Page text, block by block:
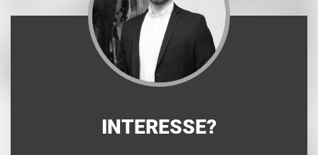
INTERESSE?